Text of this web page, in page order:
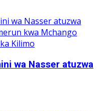
wa Nasser atuzwa